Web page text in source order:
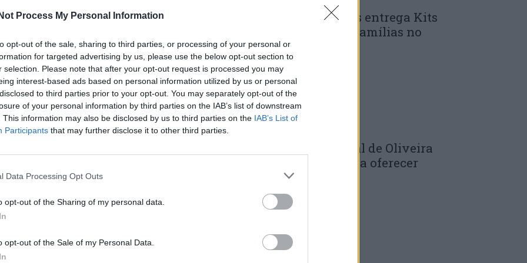
Process My Personal Information
opt-out of the sale, sharing to third parties, or processing of your personal or
for targeted advertising by us, please use the below opt-out section to
selection. Please note that after your opt-out request is processed you may
interest-based ads based on personal information utilized by us or personal
to third parties prior to your opt-out. You may separately opt-out of the
of your personal information by third parties on the IAB’s list of downstream
This information may also be disclosed by us to third parties on the IAB’s List of
Participants that may further disclose it to other third parties.
Data Processing Opt Outs
opt-out of the Sharing of my personal data.
opt-out of the Sale of my Personal Data.
da filosofia educativa do colégio, que
e comunitária, bem como a inclusão de
diversas ações e eventos institucionais que
reforçando o sentimento de pertença e
a recolha de bens para populações
os alunos e respetivas famílias para as
para a importância do envolvimento cívico
foi imediata e generosa, demonstrando o
integral dos alunos.
Município de Góis entrega Kits
Comunitários às famílias no
âmbito do...
Câmara Municipal de Oliveira
do Hospital volta a oferecer
cadernos de...
30 DE JULHO, 2026